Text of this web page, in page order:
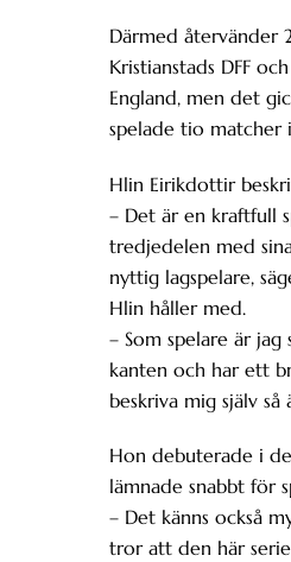
Därmed återvänder
Kristianstads DFF
England, men det
spelade tio matcher
Hlin Eirikdottir
– Det är en kraftfull
tredjedelen med
nyttig lagspelare,
Hlin håller med.
– Som spelare är
kanten och har ett
beskriva mig själv
Hon debuterade i
lämnade snabbt för
– Det känns också
tror att den här